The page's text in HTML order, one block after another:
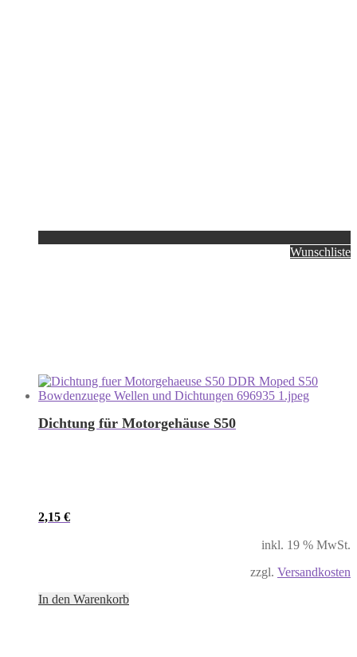
Wunschliste
Dichtung für Motorgehäuse S50
2,15 €
inkl. 19 % MwSt.
zzgl. Versandkosten
In den Warenkorb